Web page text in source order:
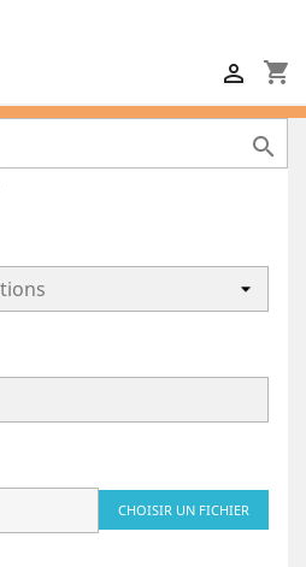
shopping_cart


CHOISIR UN FICHIER